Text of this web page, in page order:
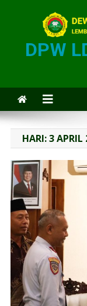
DPW
HARI:3 APRIL